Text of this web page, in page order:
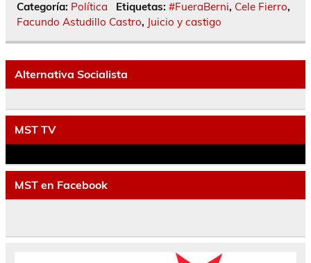
Categoría: Política Etiquetas: #FueraBerni, Cele Fierro,
Facundo Astudillo Castro, Juicio y castigo
Alternativa Socialista
MST TV
MST en Facebook